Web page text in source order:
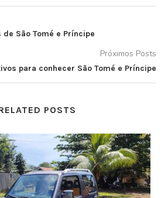
São Tomé e Príncipe
Próximos Posts
para conhecer São Tomé e Príncipe
POSTS